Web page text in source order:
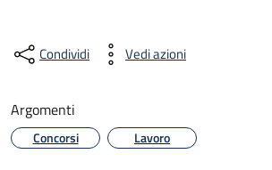
Condividi Vedi azioni
Argomenti
Concorsi Lavoro